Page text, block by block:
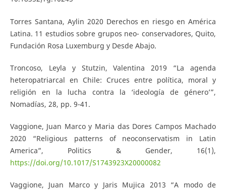
Torres Santana, Aylin 2020 Derechos en riesgo en América
Latina. 11 estudios sobre grupos neo- conservadores, Quito,
Fundación Rosa Luxemburg y Desde Abajo.
Troncoso, Leyla y Stutzin, Valentina 2019 “La agenda
heteropatriarcal en Chile: Cruces entre política, moral y
religión en la lucha contra la ‘ideología de género’”,
Nomadías, 28, pp. 9-41.
Vaggione, Juan Marco y Maria das Dores Campos Machado
2020 “Religious patterns of neoconservatism in Latin
America”, Politics & Gender, 16(1),
https://doi.org/10.1017/S1743923X20000082
Vaggione, Juan Marco y Jaris Mujica 2013 “A modo de